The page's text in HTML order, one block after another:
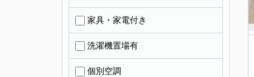
家具・家電付き
洗濯機置場有
個別空調